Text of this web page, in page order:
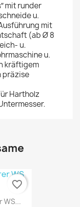
mit runder
u.
mit
(ab Ø 8
u.
u.
kräftigem
präzise
Hartholz
WS...
favorite_border